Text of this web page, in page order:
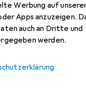
Werbung auf
Apps anzuzeigen.
auch an Dritte und
werden.
passendes Zubehör
VidaXL